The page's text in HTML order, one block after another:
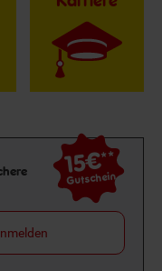
15€**
Gutschein